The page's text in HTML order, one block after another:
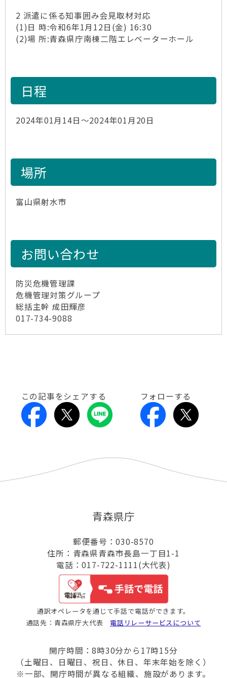
2 派遣に係る知事囲み会見取材対応
(1)日 時:令和6年1月12日(金) 16:30
(2)場 所:青森県庁南棟二階エレベーターホール
日程
2024年01月14日～2024年01月20日
場所
富山県射水市
お問い合わせ
防災危機管理課
危機管理対策グループ
総括主幹 成田輝彦
017-734-9088
この記事をシェアする フォローする
青森県庁
郵便番号：030-8570
住所：青森県青森市長島一丁目1-1
電話：017-722-1111(大代表)
通訳オペレータを通じて手話で電話ができます。
通話先：青森県庁大代表 電話リレーサービスについて
開庁時間：8時30分から17時15分
（土曜日、日曜日、祝日、休日、年末年始を除く）
※一部、開庁時間が異なる組織、施設があります。